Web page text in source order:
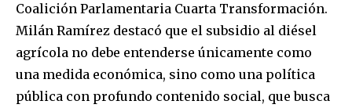
Coalición Parlamentaria Cuarta Transformación.
Milán Ramírez destacó que el subsidio al diésel
agrícola no debe entenderse únicamente como
una medida económica, sino como una política
pública con profundo contenido social, que busca